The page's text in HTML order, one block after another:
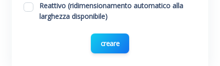
Reattivo (ridimensionamento automatico alla
larghezza disponibile)
creare